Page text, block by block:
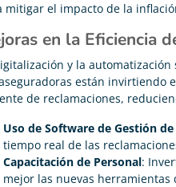
mitigar el impacto de la
en la Eficiencia
y la
están invirtiendo
de reclamaciones,
Uso de Software de Gestión
tiempo real de las
Capacitación de Personal:
mejor las nuevas
de Fincas

y cualquier duda el soporte de
para seguros de comunidad.